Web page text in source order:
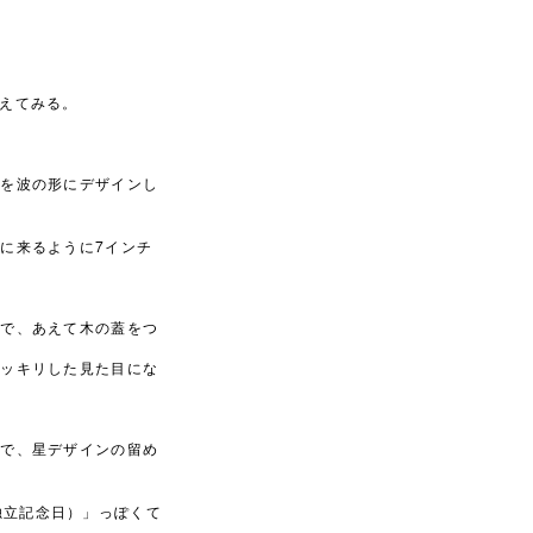
てみる。
波の形にデザインし
来るように7インチ
、あえて木の蓋をつ
キリした見た目にな
、星デザインの留め
立記念日）」っぽくて